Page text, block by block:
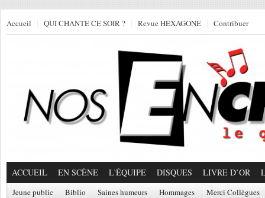
Accueil QUI CHANTE CE SOIR ? Revue HEXAGONE Contribuer
ACCUEIL EN SCÈNE L'ÉQUIPE DISQUES LIVRE D’OR
Jeune public Biblio Saines humeurs Hommages Merci Collègues